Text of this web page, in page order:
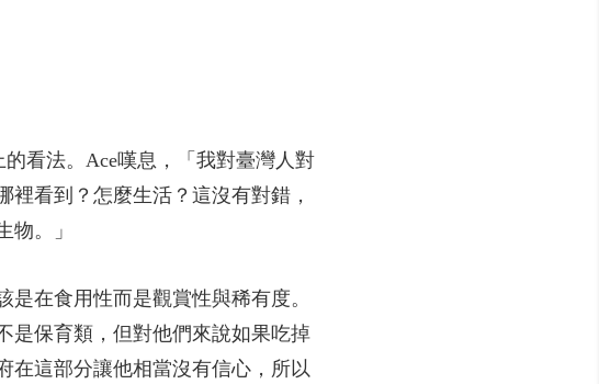
看法。Ace嘆息，「我對臺灣人對
看到？怎麼生活？這沒有對錯，
。」
在食用性而是觀賞性與稀有度。
是保育類，但對他們來說如果吃掉
在這部分讓他相當沒有信心，所以